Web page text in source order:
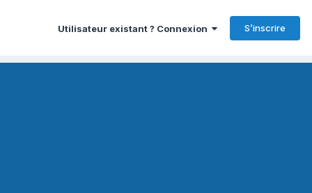
Utilisateur existant ? Connexion S’inscrire